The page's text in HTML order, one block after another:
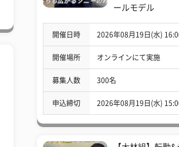
ールモデル
開催日時 2026年08月19日(水)
開催場所 オンラインにて実施
募集人数 300名
申込締切 2026年08月19日(水)